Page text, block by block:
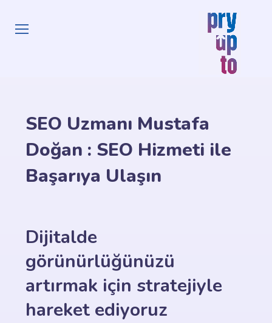
SEO Uzmanı Mustafa
Doğan : SEO Hizmeti ile
Başarıya Ulaşın
Dijitalde
görünürlüğünüzü
artırmak için stratejiyle
hareket ediyoruz